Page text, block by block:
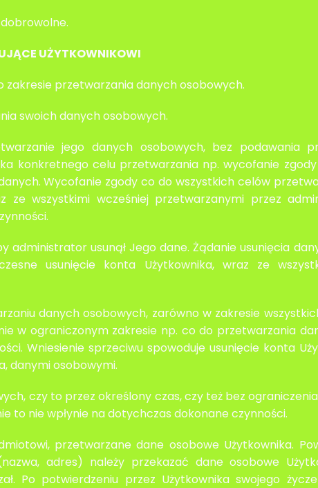
UŻYTKOWNIKOWI
zakresie przetwarzania danych osobowych.
swoich danych osobowych.
jego danych osobowych, bez podawania
konkretnego celu przetwarzania np. wycofanie
Wycofanie zgody co do wszystkich celów
wszystkimi wcześniej przetwarzanymi przez
usunął Jego dane. Żądanie usunięcia
usunięcie konta Użytkownika, wraz ze
danych osobowych, zarówno w zakresie
w ograniczonym zakresie np. co do przetwarzania
Wniesienie sprzeciwu spowoduje usunięcie konta
danymi osobowymi.
czy to przez określony czas, czy też bez
to nie wpłynie na dotychczas dokonane czynności.
przetwarzane dane osobowe Użytkownika.
adres) należy przekazać dane osobowe
Po potwierdzeniu przez Użytkownika swojego